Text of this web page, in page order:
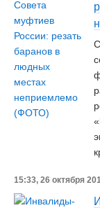
15:33, 26 октября